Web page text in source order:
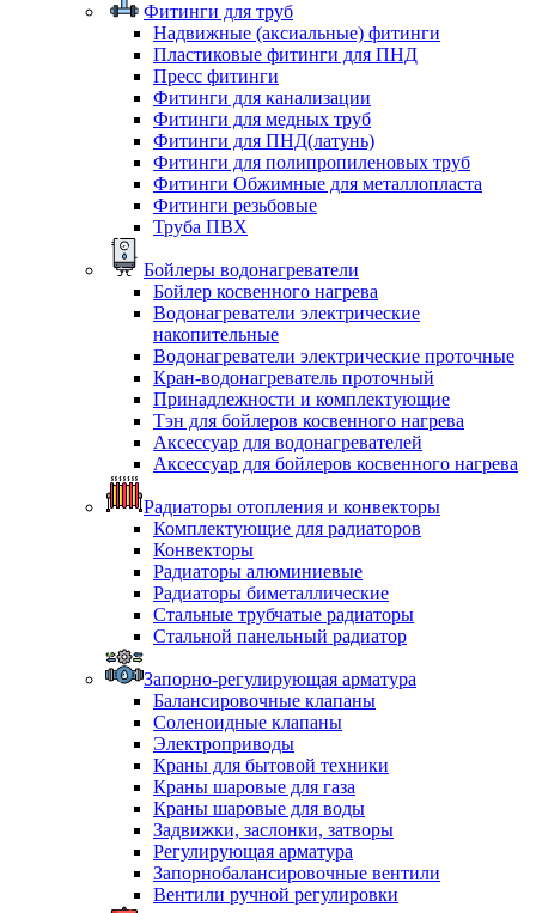
Фитинги для труб
Надвижные (аксиальные) фитинги
Пластиковые фитинги для ПНД
Пресс фитинги
Фитинги для канализации
Фитинги для медных труб
Фитинги для ПНД(латунь)
Фитинги для полипропиленовых труб
Фитинги Обжимные для металлопласта
Фитинги резьбовые
Труба ПВХ
Бойлеры водонагреватели
Бойлер косвенного нагрева
Водонагреватели электрические
накопительные
Водонагреватели электрические проточные
Кран-водонагреватель проточный
Принадлежности и комплектующие
Тэн для бойлеров косвенного нагрева
Аксессуар для водонагревателей
Аксессуар для бойлеров косвенного нагрева
Радиаторы отопления и конвекторы
Комплектующие для радиаторов
Конвекторы
Радиаторы алюминиевые
Радиаторы биметаллические
Стальные трубчатые радиаторы
Стальной панельный радиатор
Запорно-регулирующая арматура
Балансировочные клапаны
Соленоидные клапаны
Электроприводы
Краны для бытовой техники
Краны шаровые для газа
Краны шаровые для воды
Задвижки, заслонки, затворы
Регулирующая арматура
Запорнобалансировочные вентили
Вентили ручной регулировки